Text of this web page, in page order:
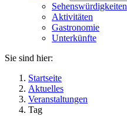
Sehenswürdigkeiten
Aktivitäten
Gastronomie
Unterkünfte
Sie sind hier:
Startseite
Aktuelles
Veranstaltungen
Tag